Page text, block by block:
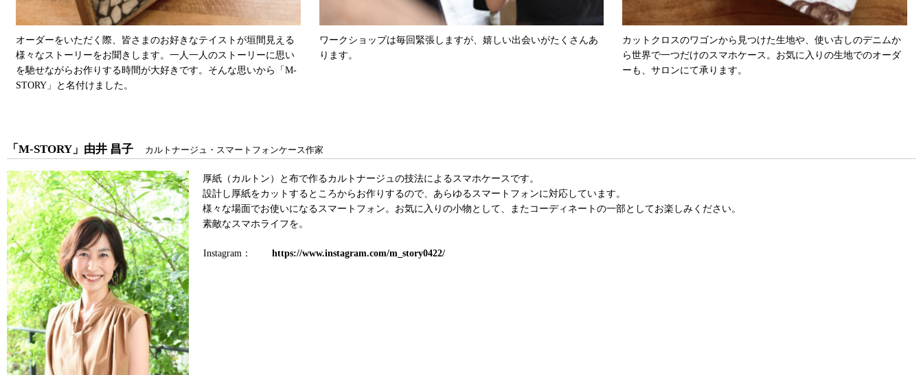
オーダーをいただく際、皆さまのお好きなテイストが垣間見える
様々なストーリーをお聞きします。一人一人のストーリーに思い
を馳せながらお作りする時間が大好きです。そんな思いから「M-
STORY」と名付けました。
ワークショップは毎回緊張しますが、嬉しい出会いがたくさんあ
ります。
カットクロスのワゴンから見つけた生地や、使い古しのデニムか
ら世界で一つだけのスマホケース。お気に入りの生地でのオーダ
ーも、サロンにて承ります。
「M-STORY」由井 昌子 カルトナージュ・スマートフォンケース作家
厚紙（カルトン）と布で作るカルトナージュの技法によるスマホケースです。
設計し厚紙をカットするところからお作りするので、あらゆるスマートフォンに対応しています。
様々な場面でお使いになるスマートフォン。お気に入りの小物として、またコーディネートの一部としてお楽しみください。
素敵なスマホライフを。
Instagram： https://www.instagram.com/m_story0422/